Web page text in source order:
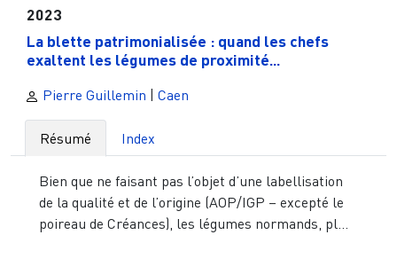
2023
La blette patrimonialisée : quand les chefs
exaltent les légumes de proximité...
Pierre Guillemin | Caen
Résumé Index
Bien que ne faisant pas l’objet d’une labellisation
de la qualité et de l’origine (AOP/IGP – excepté le
poireau de Créances), les légumes normands, pl...